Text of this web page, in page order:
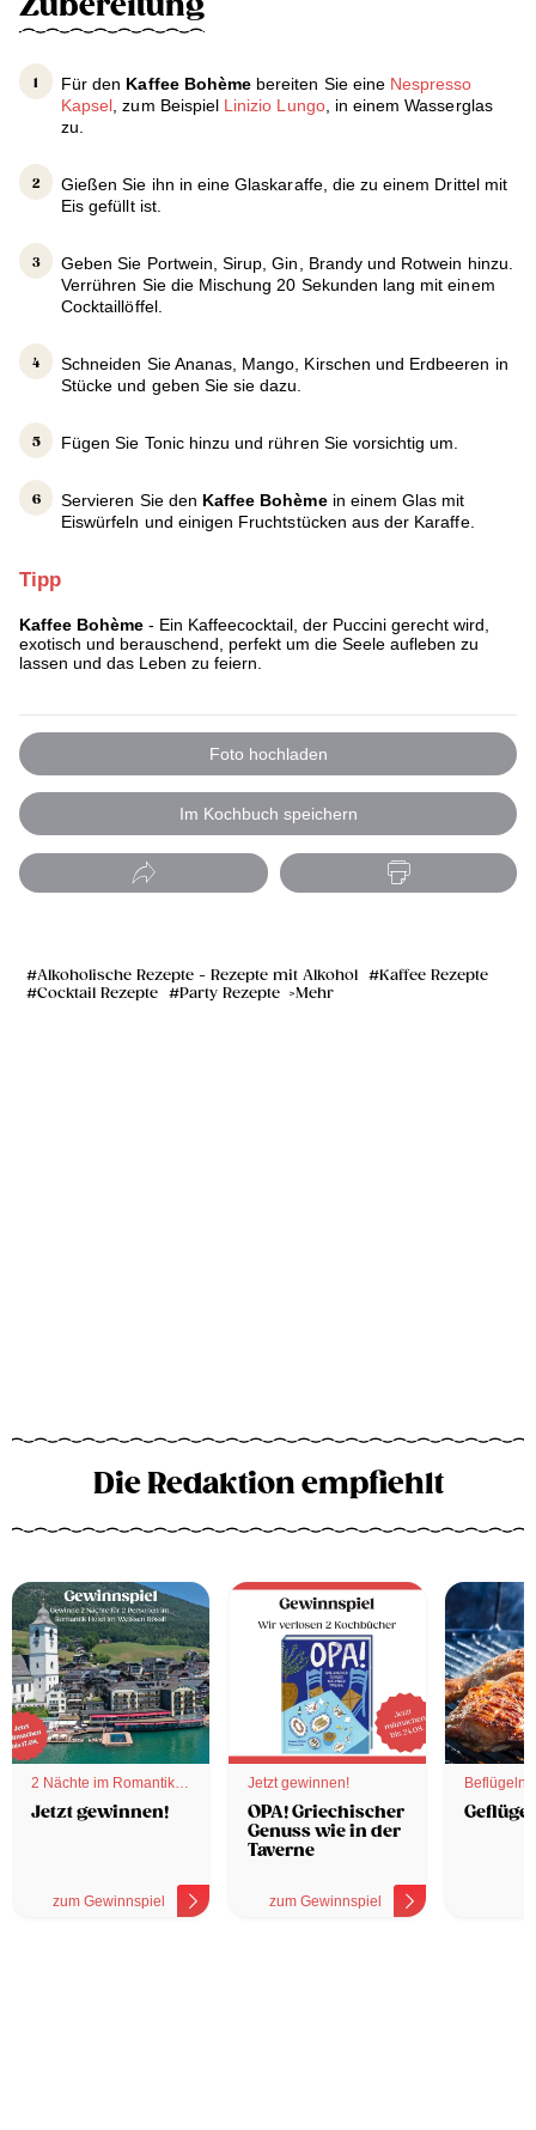
Für den Kaffee Bohème bereiten Sie eine Nespresso
Kapsel, zum Beispiel Linizio Lungo, in einem Wasserglas
zu.
Gießen Sie ihn in eine Glaskaraffe, die zu einem Drittel mit
Eis gefüllt ist.
Geben Sie Portwein, Sirup, Gin, Brandy und Rotwein hinzu.
Verrühren Sie die Mischung 20 Sekunden lang mit einem
Cocktaillöffel.
Schneiden Sie Ananas, Mango, Kirschen und Erdbeeren in
Stücke und geben Sie sie dazu.
Fügen Sie Tonic hinzu und rühren Sie vorsichtig um.
Servieren Sie den Kaffee Bohèmein einem Glas mit
Eiswürfeln und einigen Fruchtstücken aus der Karaffe.
Tipp
Kaffee Bohème - Ein Kaffeecocktail, der Puccini gerecht wird,
exotisch und berauschend, perfekt um die Seele aufleben zu
lassen und das Leben zu feiern.
Foto hochladen
Im Kochbuch speichern
Alkoholische Rezepte - Rezepte mit Alkohol
Kaffee Rezepte
Cocktail Rezepte
Party Rezepte Mehr
Die Redaktion empfiehlt
2 Nächte im Romantik
Hotel
Jetzt gewinnen!
zum Gewinnspiel
Jetzt gewinnen!
OPA! Griechischer
Genuss wie in der
Taverne
zum Gewinnspiel